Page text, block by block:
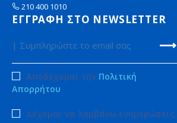
210 400 1010
ΕΓΓΡΑΦΗ ΣΤΟ NEWSLETTER
Αποδέχομαι την Πολιτική
Απορρήτου
Δέχομαι να λαμβάνω ενημερώσεις.